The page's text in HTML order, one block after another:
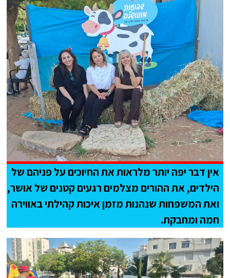
אין דבר יפה יותר מלראות את החיוכים על פניהם של
הילדים, את ההורים מצלמים רגעים קטנים של אושר,
ואת המשפחות שנהנות מזמן איכות קהילתי באווירה
חמה ומחבקת.